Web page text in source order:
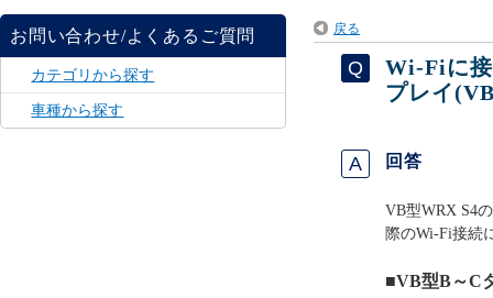
お問い合わせ/よくあるご質問
カテゴリから探す
車種から探す
戻る
Wi-Fiに接
プレイ
回答
VB型WRX S4
際のWi-Fi接続
■VB型B～C